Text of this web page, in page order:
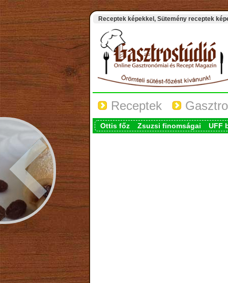
Receptek képekkel, Sütemény receptek
Receptek
Ottis főz Zsuzsi finomságai UFF